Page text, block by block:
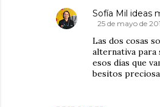
Sofía Mil ideas
25 de mayo de
Las dos cosas
alternativa para
esos días que
besitos preciosa